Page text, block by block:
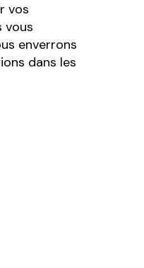
vos
vous
enverrons
dans les